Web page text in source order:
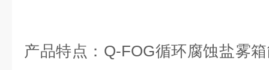
产品特点：Q-FOG循环腐蚀盐雾